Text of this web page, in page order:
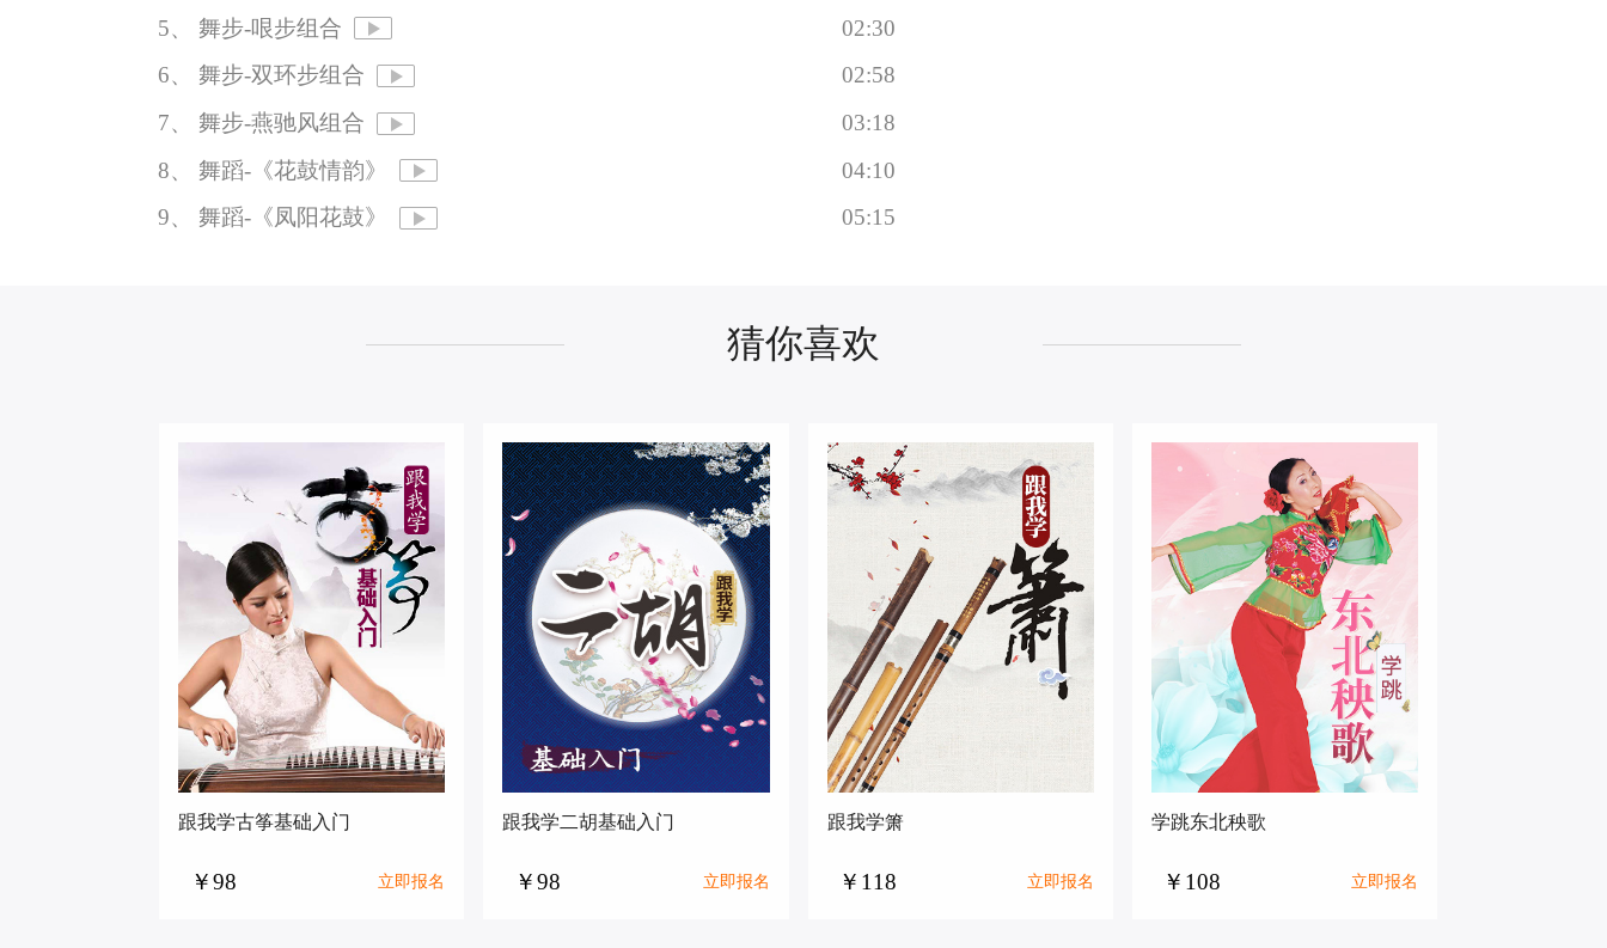
5、 舞步-哏步组合
02:30
6、 舞步-双环步组合
02:58
7、 舞步-燕驰风组合
03:18
8、 舞蹈-《花鼓情韵》
04:10
9、 舞蹈-《凤阳花鼓》
05:15
猜你喜欢
跟我学古筝基础入门
￥98 立即报名
跟我学二胡基础入门
￥98 立即报名
跟我学箫
￥118 立即报名
学跳东北秧歌
￥108 立即报名